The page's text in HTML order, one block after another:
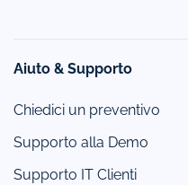
Aiuto & Supporto
Chiedici un preventivo
Supporto alla Demo
Supporto IT Clienti